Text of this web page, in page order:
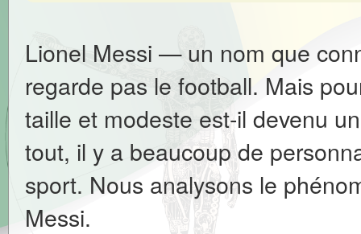
Lionel Messi — un nom que
regarde pas le football. Mais
taille et modeste est-il devenu
tout, il y a beaucoup de
sport. Nous analysons le
Messi.